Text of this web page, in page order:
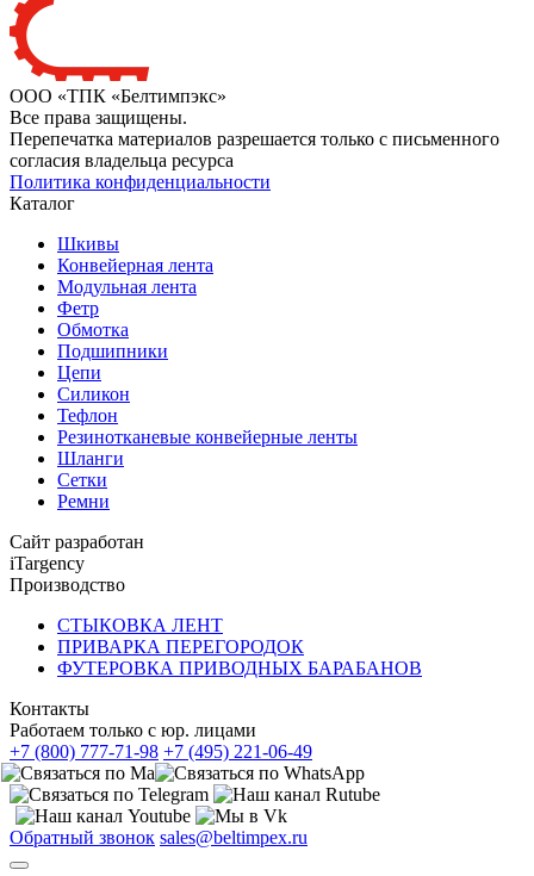
ООО «ТПК «Белтимпэкс»
Все права защищены.
Перепечатка материалов разрешается только с письменного
согласия владельца ресурса
Политика конфиденциальности
Каталог
Шкивы
Конвейерная лента
Модульная лента
Фетр
Обмотка
Подшипники
Цепи
Силикон
Тефлон
Резинотканевые конвейерные ленты
Шланги
Сетки
Ремни
Сайт разработан
iTargency
Производство
СТЫКОВКА ЛЕНТ
ПРИВАРКА ПЕРЕГОРОДОК
ФУТЕРОВКА ПРИВОДНЫХ БАРАБАНОВ
Контакты
Работаем только с юр. лицами
+7 (800) 777-71-98 +7 (495) 221-06-49
Обратный звонок sales@beltimpex.ru